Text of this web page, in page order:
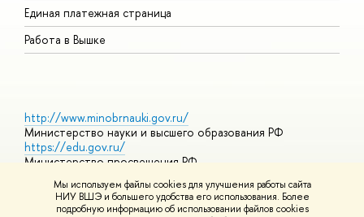
Мы используем файлы cookies для улучшения работы сайта
НИУ ВШЭ и большего удобства его использования. Более
подробную информацию об использовании файлов cookies
Единая платежная страница
Работа в Вышке
http://www.minobrnauki.gov.ru/
Министерство науки и высшего образования РФ
https://edu.gov.ru/
Министерство просвещения РФ
https://elearning.hse.ru/mooc
Массовые открытые онлайн-курсы